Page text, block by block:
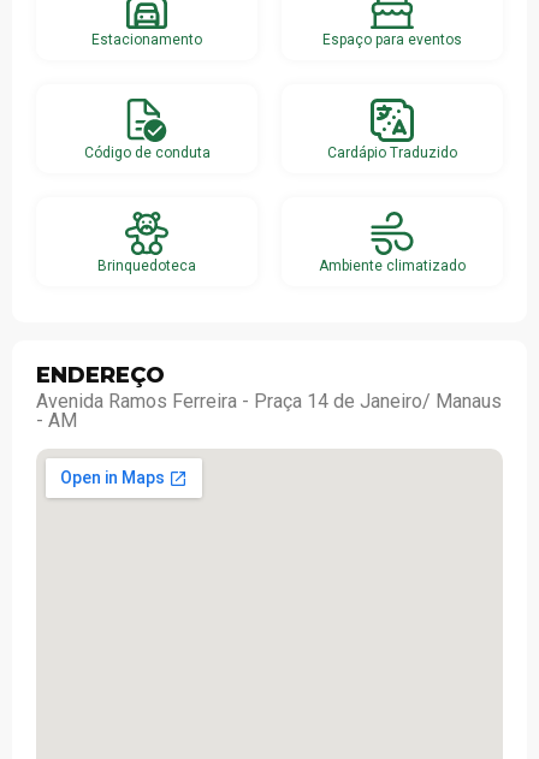
Estacionamento Espaço para eventos
Código de conduta Cardápio Traduzido
Brinquedoteca Ambiente climatizado
ENDEREÇO
Avenida Ramos Ferreira - Praça 14 de Janeiro/ Manaus
- AM